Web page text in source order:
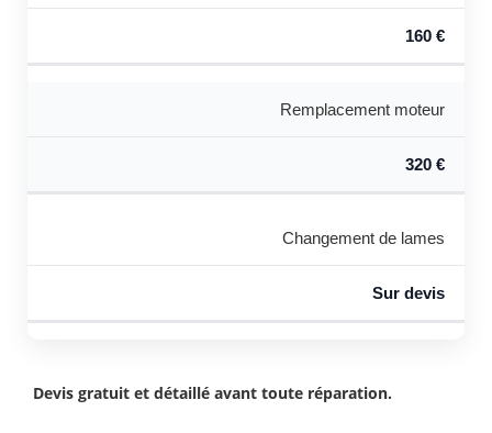
160 €
Remplacement moteur
320 €
Changement de lames
Sur devis
Devis gratuit et détaillé avant toute réparation.